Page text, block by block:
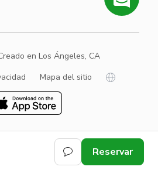
Reservar
en Los Ángeles, CA
Mapa del sitio